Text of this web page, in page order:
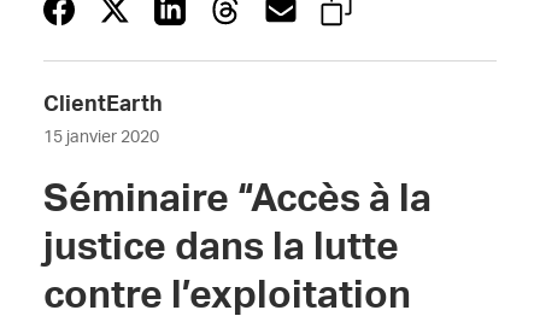
ClientEarth
15 janvier 2020
Séminaire “Accès à la
justice dans la lutte
contre l’exploitation